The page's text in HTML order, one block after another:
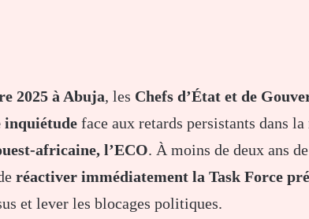
2025 à Abuja, les Chefs d’État et de
inquiétude face aux retards persistants dans
africaine, l’ECO. À moins de deux ans
réactiver immédiatement la Task Force
et lever les blocages politiques.